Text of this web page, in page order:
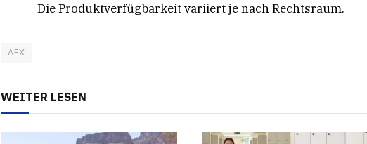
Die Produktverfügbarkeit variiert je nach Rechtsraum.
AFX
WEITER LESEN